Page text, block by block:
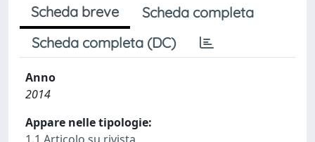
Scheda breve
Scheda completa
Scheda completa (DC)
Anno
2014
Appare nelle tipologie: